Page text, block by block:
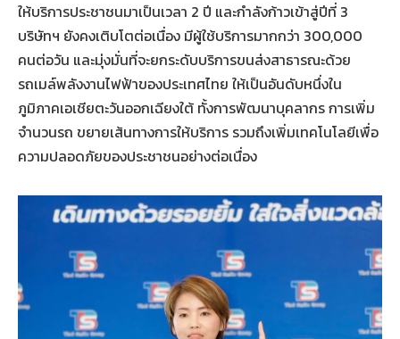
ให้บริการประชาชนมาเป็นเวลา 2 ปี และกำลังก้าวเข้าสู่ปีที่ 3
บริษัทฯ ยังคงเติบโตต่อเนื่อง มีผู้ใช้บริการมากกว่า 300,000
คนต่อวัน และมุ่งมั่นที่จะยกระดับบริการขนส่งสาธารณะด้วย
รถเมล์พลังงานไฟฟ้าของประเทศไทย ให้เป็นอันดับหนึ่งใน
ภูมิภาคเอเชียตะวันออกเฉียงใต้ ทั้งการพัฒนาบุคลากร การเพิ่ม
จำนวนรถ ขยายเส้นทางการให้บริการ รวมถึงเพิ่มเทคโนโลยีเพื่อ
ความปลอดภัยของประชาชนอย่างต่อเนื่อง